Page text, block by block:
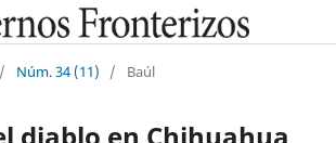
/ Núm. 34 (11) / Baúl